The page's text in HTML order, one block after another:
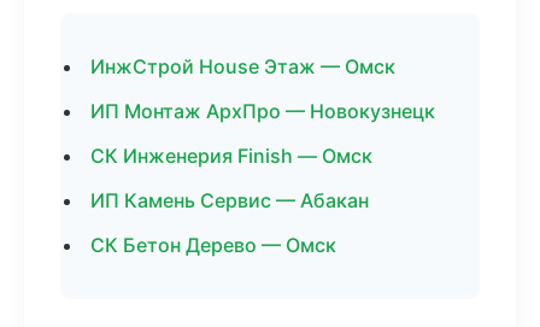
ИнжСтрой House Этаж — Омск
ИП Монтаж АрхПро — Новокузнецк
СК Инженерия Finish — Омск
ИП Камень Сервис — Абакан
СК Бетон Дерево — Омск